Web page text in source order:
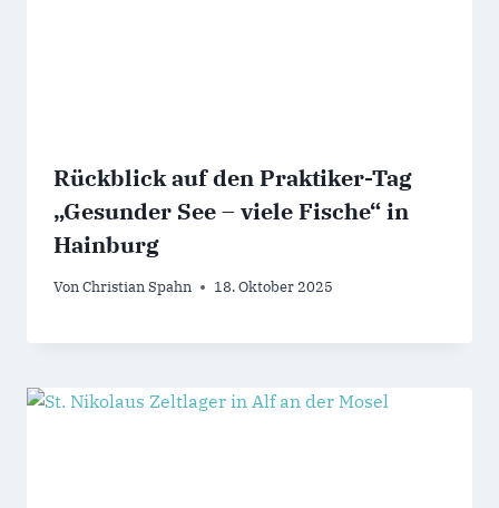
Rückblick auf den Praktiker-Tag
„Gesunder See – viele Fische“ in
Hainburg
VonChristian Spahn 18. Oktober 2025